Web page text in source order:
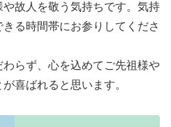
故人を敬う気持ちです。気持
る時間帯にお参りしてくださ
らず、心を込めてご先祖様や
喜ばれると思います。